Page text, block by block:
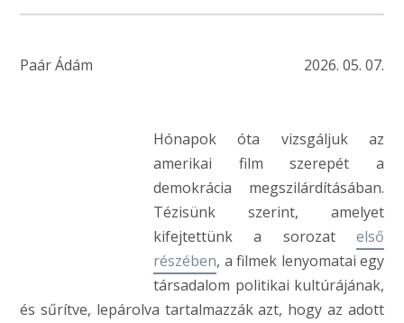
Paár Ádám 2026. 05. 07.
Hónapok óta vizsgáljuk az
amerikai film szerepét a
demokrácia megszilárdításában.
Tézisünk szerint, amelyet
kifejtettünk a sorozat első
részében, a filmek lenyomatai egy
társadalom politikai kultúrájának,
és sűrítve, lepárolva tartalmazzák azt, hogy az adott